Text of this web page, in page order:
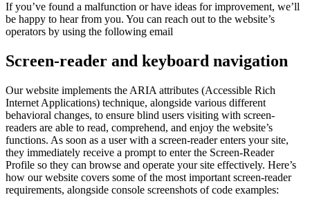
If you’ve found a malfunction or have ideas for improvement, we’ll
be happy to hear from you. You can reach out to the website’s
operators by using the following email
Screen-reader and keyboard navigation
Our website implements the ARIA attributes (Accessible Rich
Internet Applications) technique, alongside various different
behavioral changes, to ensure blind users visiting with screen-
readers are able to read, comprehend, and enjoy the website’s
functions. As soon as a user with a screen-reader enters your site,
they immediately receive a prompt to enter the Screen-Reader
Profile so they can browse and operate your site effectively. Here’s
how our website covers some of the most important screen-reader
requirements, alongside console screenshots of code examples: